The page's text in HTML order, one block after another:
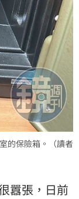
的保險箱。（讀者
囂張，日前